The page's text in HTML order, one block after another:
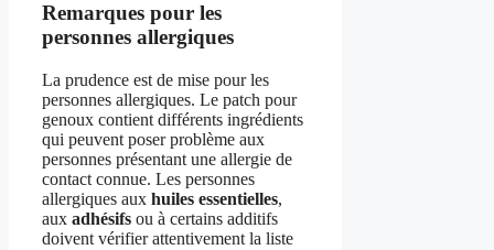
Remarques pour les
personnes allergiques
La prudence est de mise pour les
personnes allergiques. Le patch pour
genoux contient différents ingrédients
qui peuvent poser problème aux
personnes présentant une allergie de
contact connue. Les personnes
allergiques aux huiles essentielles,
aux adhésifs ou à certains additifs
doivent vérifier attentivement la liste